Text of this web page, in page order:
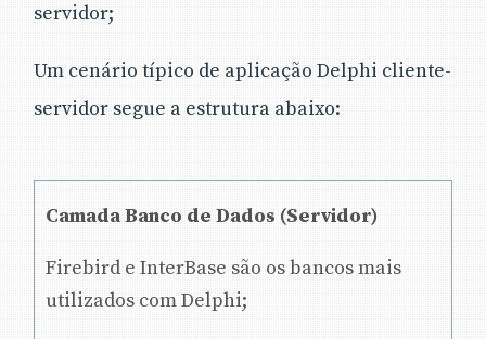
servidor;
Um cenário típico de aplicação Delphi cliente-
servidor segue a estrutura abaixo:
Camada Banco de Dados (Servidor)
Firebird e InterBase são os bancos mais
utilizados com Delphi;